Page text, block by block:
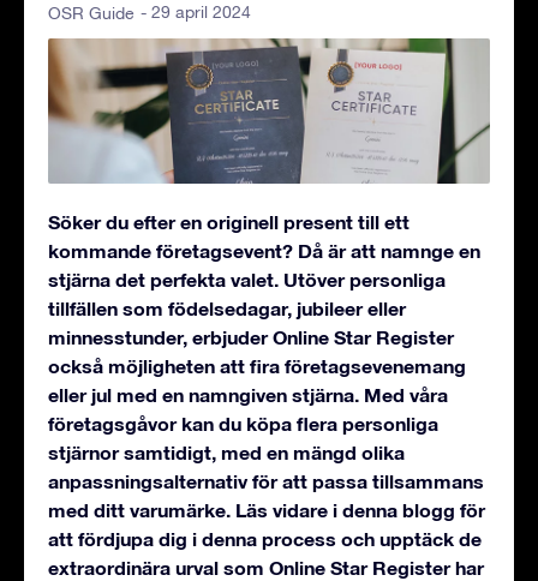
OSR Guide - 29 april 2024
Söker du efter en originell present till ett
kommande företagsevent? Då är att namnge en
stjärna det perfekta valet. Utöver personliga
tillfällen som födelsedagar, jubileer eller
minnesstunder, erbjuder Online Star Register
också möjligheten att fira företagsevenemang
eller jul med en namngiven stjärna. Med våra
företagsgåvor kan du köpa flera personliga
stjärnor samtidigt, med en mängd olika
anpassningsalternativ för att passa tillsammans
med ditt varumärke. Läs vidare i denna blogg för
att fördjupa dig i denna process och upptäck de
extraordinära urval som Online Star Register har